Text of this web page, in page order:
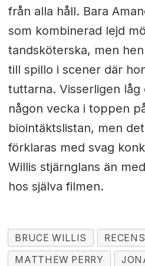
från alla håll. Bara
som kombinerad lejd
tandsköterska, men
till spillo i scener där
tuttarna. Visserligen låg
någon vecka i toppen
biointäktslistan, men
förklaras med svag
Willis stjärnglans än
hos själva filmen.
BRUCE WILLIS
MATTHEW PERRY